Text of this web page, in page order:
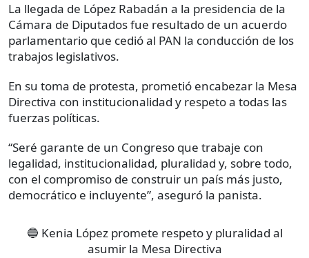
La llegada de López Rabadán a la presidencia de la
Cámara de Diputados fue resultado de un acuerdo
parlamentario que cedió al PAN la conducción de los
trabajos legislativos.
En su toma de protesta, prometió encabezar la Mesa
Directiva con institucionalidad y respeto a todas las
fuerzas políticas.
“Seré garante de un Congreso que trabaje con
legalidad, institucionalidad, pluralidad y, sobre todo,
con el compromiso de construir un país más justo,
democrático e incluyente”, aseguró la panista.
🔵 Kenia López promete respeto y pluralidad al
asumir la Mesa Directiva